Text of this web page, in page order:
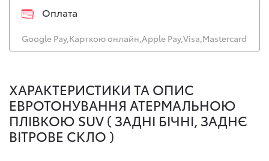
Оплата
Google Pay,Карткою онлайн,Apple Pay,Visa,Mastercard
ХАРАКТЕРИСТИКИ ТА ОПИС
ЕВРОТОНУВАННЯ АТЕРМАЛЬНОЮ
ПЛІВКОЮ SUV ( ЗАДНІ БІЧНІ, ЗАДНЄ
ВІТРОВЕ СКЛО )